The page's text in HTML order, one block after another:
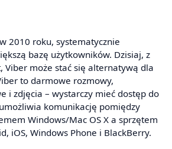
2010 roku, systematycznie
bazę użytkowników. Dzisiaj, z
Viber może stać się alternatywą dla
to darmowe rozmowy,
i zdjęcia – wystarczy mieć dostęp do
komunikację pomiędzy
Windows/Mac OS X a sprzętem
iOS, Windows Phone i BlackBerry.